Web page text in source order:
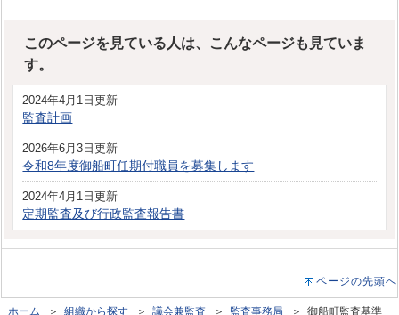
このページを見ている人は、こんなページも見ていま
す。
2024年4月1日更新
監査計画
2026年6月3日更新
令和8年度御船町任期付職員を募集します
2024年4月1日更新
定期監査及び行政監査報告書
ページの先頭へ
ホーム ＞組織から探す ＞議会兼監査 ＞ 監査事務局 ＞ 御船町監査基準